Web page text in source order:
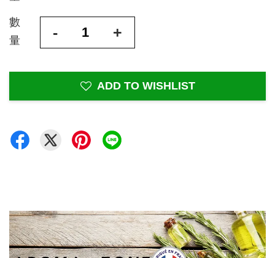
數
量
- +
ADD TO WISHLIST